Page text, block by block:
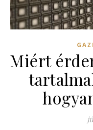
Miért